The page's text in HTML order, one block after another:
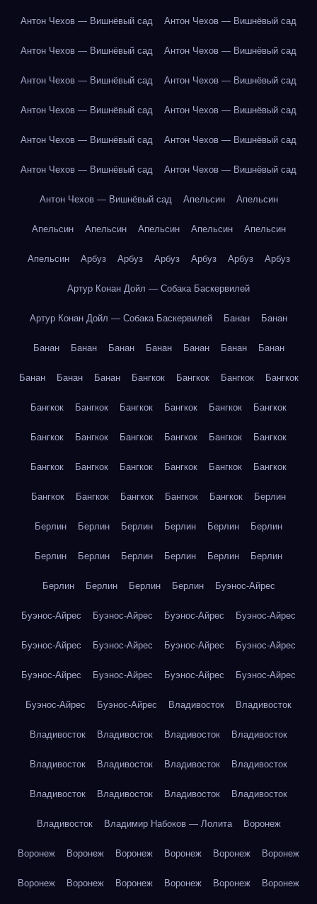
Антон Чехов — Вишнёвый сад Антон Чехов — Вишнёвый сад
Антон Чехов — Вишнёвый сад Антон Чехов — Вишнёвый сад
Антон Чехов — Вишнёвый сад Антон Чехов — Вишнёвый сад
Антон Чехов — Вишнёвый сад Антон Чехов — Вишнёвый сад
Антон Чехов — Вишнёвый сад Антон Чехов — Вишнёвый сад
Антон Чехов — Вишнёвый сад Антон Чехов — Вишнёвый сад
Антон Чехов — Вишнёвый сад Апельсин Апельсин
Апельсин Апельсин Апельсин Апельсин Апельсин
Апельсин Арбуз Арбуз Арбуз Арбуз Арбуз Арбуз
Артур Конан Дойл — Собака Баскервилей
Артур Конан Дойл — Собака Баскервилей Банан Банан
Банан Банан Банан Банан Банан Банан Банан
Банан Банан Банан Бангкок Бангкок Бангкок Бангкок
Бангкок Бангкок Бангкок Бангкок Бангкок Бангкок
Бангкок Бангкок Бангкок Бангкок Бангкок Бангкок
Бангкок Бангкок Бангкок Бангкок Бангкок Бангкок
Бангкок Бангкок Бангкок Бангкок Бангкок Берлин
Берлин Берлин Берлин Берлин Берлин Берлин
Берлин Берлин Берлин Берлин Берлин Берлин
Берлин Берлин Берлин Берлин Буэнос-Айрес
Буэнос-Айрес Буэнос-Айрес Буэнос-Айрес Буэнос-Айрес
Буэнос-Айрес Буэнос-Айрес Буэнос-Айрес Буэнос-Айрес
Буэнос-Айрес Буэнос-Айрес Буэнос-Айрес Буэнос-Айрес
Буэнос-Айрес Буэнос-Айрес Владивосток Владивосток
Владивосток Владивосток Владивосток Владивосток
Владивосток Владивосток Владивосток Владивосток
Владивосток Владивосток Владивосток Владивосток
Владивосток Владимир Набоков — Лолита Воронеж
Воронеж Воронеж Воронеж Воронеж Воронеж Воронеж
Воронеж Воронеж Воронеж Воронеж Воронеж Воронеж